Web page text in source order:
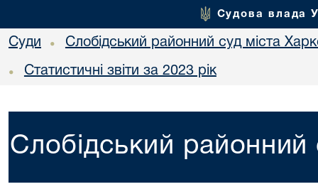
Судова влада
Суди • Слобідський районний суд міста
• Статистичні звіти за 2023 рік
Слобідський районний